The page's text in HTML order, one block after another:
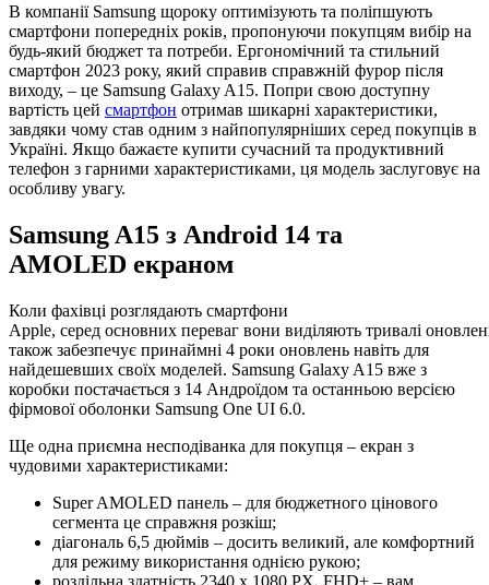
В компанії Samsung щороку оптимізують та поліпшують
смартфони попередніх років, пропонуючи покупцям вибір на
будь-який бюджет та потреби. Ергономічний та стильний
смартфон 2023 року, який справив справжній фурор після
виходу, – це Samsung Galaxy A15. Попри свою доступну
вартість цей смартфон отримав шикарні характеристики,
завдяки чому став одним з найпопулярніших серед покупців в
Україні. Якщо бажаєте купити сучасний та продуктивний
телефон з гарними характеристиками, ця модель заслуговує на
особливу увагу.
Samsung A15 з Android 14 та
AMOLED екраном
Коли фахівці розглядають смартфони
Apple, серед основних переваг вони виділяють тривалі
також забезпечує принаймні 4 роки оновлень навіть для
найдешевших своїх моделей. Samsung Galaxy A15 вже з
коробки постачається з 14 Андроїдом та останньою версією
фірмової оболонки Samsung One UI 6.0.
Ще одна приємна несподіванка для покупця – екран з
чудовими характеристиками:
Super AMOLED панель – для бюджетного цінового
сегмента це справжня розкіш;
діагональ 6,5 дюймів – досить великий, але комфортний
для режиму використання однією рукою;
роздільна здатність 2340 x 1080 PX, FHD+ – вам